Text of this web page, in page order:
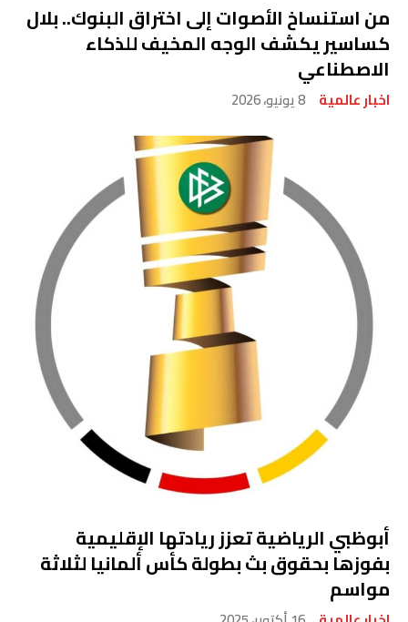
من استنساخ الأصوات إلى اختراق البنوك.. بلال
كساسير يكشف الوجه المخيف للذكاء
الاصطناعي
اخبار عالمية 8 يونيو، 2026
أبوظبي الرياضية تعزز ريادتها الإقليمية
بفوزها بحقوق بث بطولة كأس ألمانيا لثلاثة
مواسم